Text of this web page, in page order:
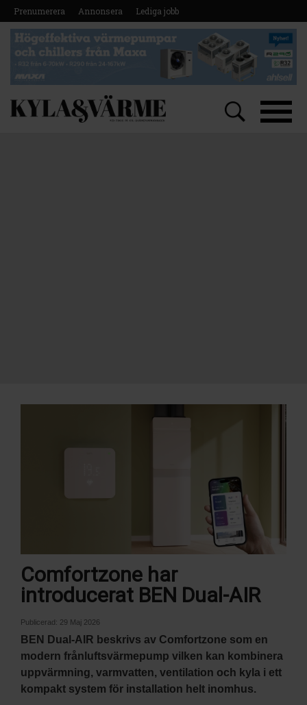
Prenumerera Annonsera Lediga jobb
Comfortzone har
introducerat BEN Dual-AIR
Publicerad: 29 Maj 2026
BEN Dual-AIR beskrivs av Comfortzone som en
modern frånluftsvärmepump vilken kan kombinera
uppvärmning, varmvatten, ventilation och kyla i ett
kompakt system för installation helt inomhus.